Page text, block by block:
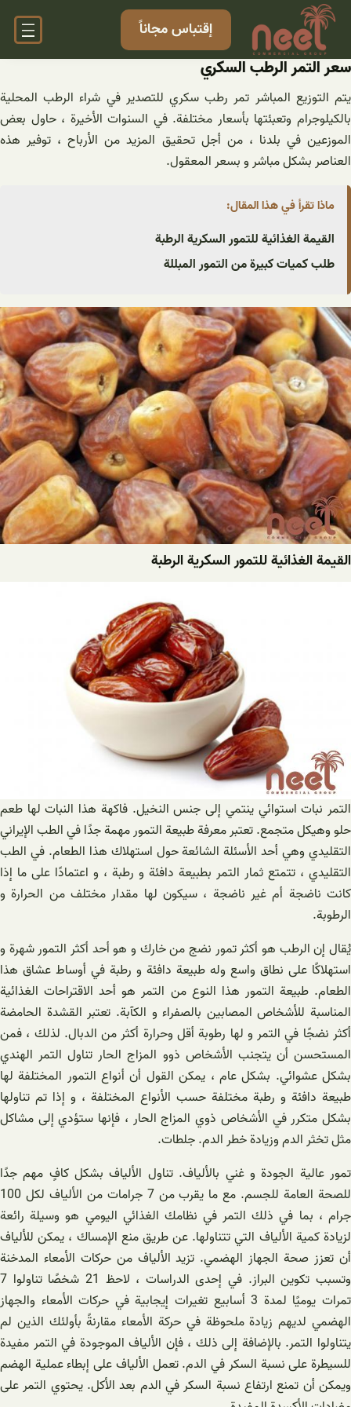
تخطى
المحتوى
إقتباس مجاناً
سعر التمر الرطب السكري
يتم التوزيع المباشر تمر رطب سكري للتصدير في شراء الرطب المحلية
بالكيلوجرام وتعبئتها بأسعار مختلفة. في السنوات الأخيرة ، حاول بعض
الموزعين في بلدنا ، من أجل تحقيق المزيد من الأرباح ، توفير هذه
العناصر بشكل مباشر و بسعر المعقول.
ماذا تقرأ في هذا المقال:
القيمة الغذائية للتمور السكرية الرطبة
طلب كميات كبيرة من التمور المبللة
القيمة الغذائية للتمور السكرية الرطبة
التمر نبات استوائي ينتمي إلى جنس النخيل. فاكهة هذا النبات لها طعم
حلو وهيكل متجمع. تعتبر معرفة طبيعة التمور مهمة جدًا في الطب الإيراني
التقليدي وهي أحد الأسئلة الشائعة حول استهلاك هذا الطعام. في الطب
التقليدي ، تتمتع ثمار التمر بطبيعة دافئة و رطبة ، و اعتمادًا على ما إذا
كانت ناضجة أم غير ناضجة ، سيكون لها مقدار مختلف من الحرارة و
الرطوبة.
يُقال إن الرطب هو أكثر تمور نضج من خارك و هو أحد أكثر التمور شهرة و
استهلاكًا على نطاق واسع وله طبيعة دافئة و رطبة في أوساط عشاق هذا
الطعام. طبيعة التمور هذا النوع من التمر هو أحد الاقتراحات الغذائية
المناسبة للأشخاص المصابين بالصفراء و الكآبة. تعتبر القشدة الحامضة
أكثر نضجًا في التمر و لها رطوبة أقل وحرارة أكثر من الدبال. لذلك ، فمن
المستحسن أن يتجنب الأشخاص ذوو المزاج الحار تناول التمر الهندي
بشكل عشوائي. بشكل عام ، يمكن القول أن أنواع التمور المختلفة لها
طبيعة دافئة و رطبة مختلفة حسب الأنواع المختلفة ، و إذا تم تناولها
بشكل متكرر في الأشخاص ذوي المزاج الحار ، فإنها ستؤدي إلى مشاكل
مثل تخثر الدم وزيادة خطر الدم. جلطات.
تمور عالية الجودة و غني بالألياف. تناول الألياف بشكل كافٍ مهم جدًا
للصحة العامة للجسم. مع ما يقرب من 7 جرامات من الألياف لكل 100
جرام ، بما في ذلك التمر في نظامك الغذائي اليومي هو وسيلة رائعة
لزيادة كمية الألياف التي تتناولها. عن طريق منع الإمساك ، يمكن للألياف
أن تعزز صحة الجهاز الهضمي. تزيد الألياف من حركات الأمعاء المدخنة
وتسبب تكوين البراز. في إحدى الدراسات ، لاحظ 21 شخصًا تناولوا 7
تمرات يوميًا لمدة 3 أسابيع تغيرات إيجابية في حركات الأمعاء والجهاز
الهضمي لديهم زيادة ملحوظة في حركة الأمعاء مقارنةً بأولئك الذين لم
يتناولوا التمر. بالإضافة إلى ذلك ، فإن الألياف الموجودة في التمر مفيدة
للسيطرة على نسبة السكر في الدم. تعمل الألياف على إبطاء عملية الهضم
ويمكن أن تمنع ارتفاع نسبة السكر في الدم بعد الأكل. يحتوي التمر على